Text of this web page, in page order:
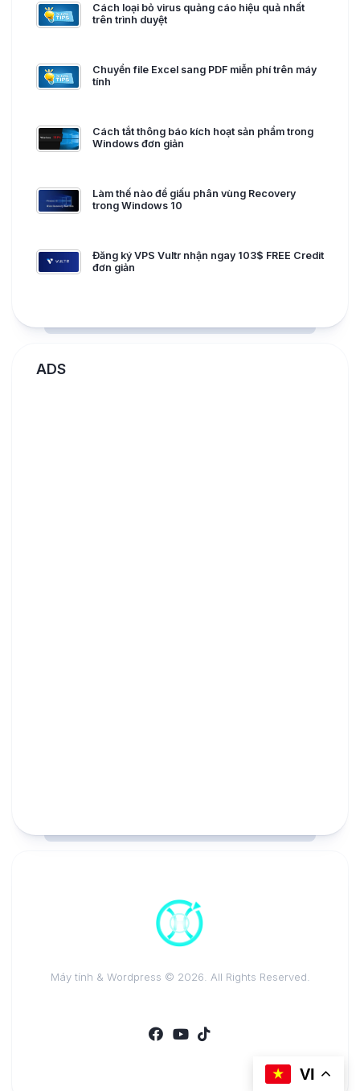
Cách loại bỏ virus quảng cáo hiệu quả nhất
trên trình duyệt
Chuyển file Excel sang PDF miễn phí trên máy
tính
Cách tắt thông báo kích hoạt sản phẩm trong
Windows đơn giản
Làm thế nào để giấu phân vùng Recovery
trong Windows 10
Đăng ký VPS Vultr nhận ngay 103$ FREE Credit
đơn giản
ADS
Máy tính & Wordpress © 2026. All Rights Reserved.
VI